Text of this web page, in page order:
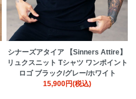
シナーズアタイア 【Sinners Attire】
リュクスニット Tシャツ ワンポイント
ロゴ ブラック/グレー/ホワイト
15,900円(税込)